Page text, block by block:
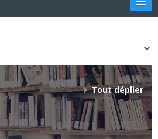
des
cours
Tout déplier